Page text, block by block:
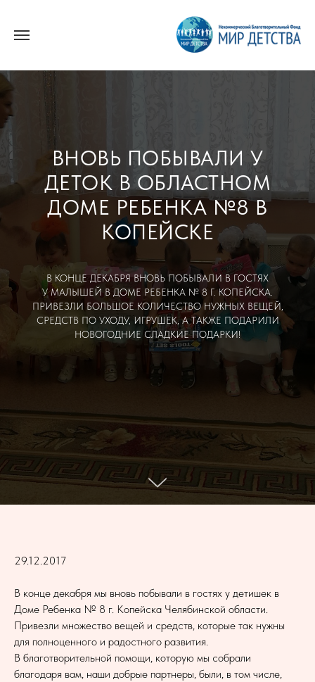
ВНОВЬ ПОБЫВАЛИ У
ДЕТОК В ОБЛАСТНОМ
ДОМЕ РЕБЕНКА №8 В
КОПЕЙСКЕ
В КОНЦЕ ДЕКАБРЯ ВНОВЬ ПОБЫВАЛИ В ГОСТЯХ
У МАЛЫШЕЙ В ДОМЕ РЕБЕНКА № 8 Г. КОПЕЙСКА.
ПРИВЕЗЛИ БОЛЬШОЕ КОЛИЧЕСТВО НУЖНЫХ ВЕЩЕЙ,
СРЕДСТВ ПО УХОДУ, ИГРУШЕК, А ТАКЖЕ ПОДАРИЛИ
НОВОГОДНИЕ СЛАДКИЕ ПОДАРКИ!
29.12.2017
В конце декабря мы вновь побывали в гостях у детишек в
Доме Ребенка № 8 г. Копейска Челябинской области.
Привезли множество вещей и средств, которые так нужны
для полноценного и радостного развития.
В благотворительной помощи, которую мы собрали
благодаря вам, наши добрые партнеры, были, в том числе,